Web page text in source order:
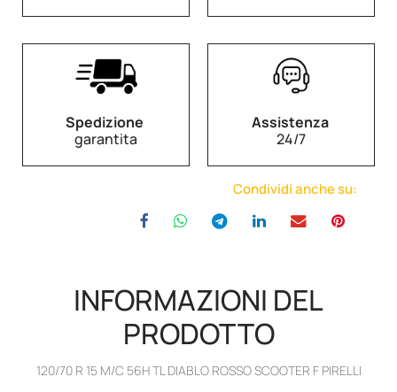
Spedizione
garantita
Assistenza
24/7
Condividi anche su:
INFORMAZIONI DEL
PRODOTTO
120/70 R 15 M/C 56H TL DIABLO ROSSO SCOOTER F PIRELLI